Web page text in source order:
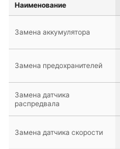
Наименование
Замена аккумулятора
Замена предохранителей
Замена датчика
распредвала
Замена датчика скорости